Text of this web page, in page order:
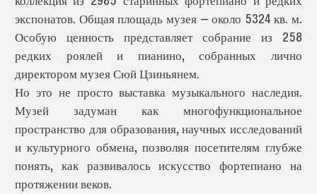
экспонатов. Общая площадь музея — около 5324 кв. м.
Особую ценность представляет собрание из 258
редких роялей и пианино, собранных лично
директором музея Сюй Цзиньянем.
Но это не просто выставка музыкального наследия.
Музей задуман как многофункциональное
пространство для образования, научных исследований
и культурного обмена, позволяя посетителям глубже
понять, как развивалось искусство фортепиано на
протяжении веков.